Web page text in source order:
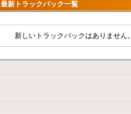
最新トラックバック一覧
新しいトラックバックはありません。